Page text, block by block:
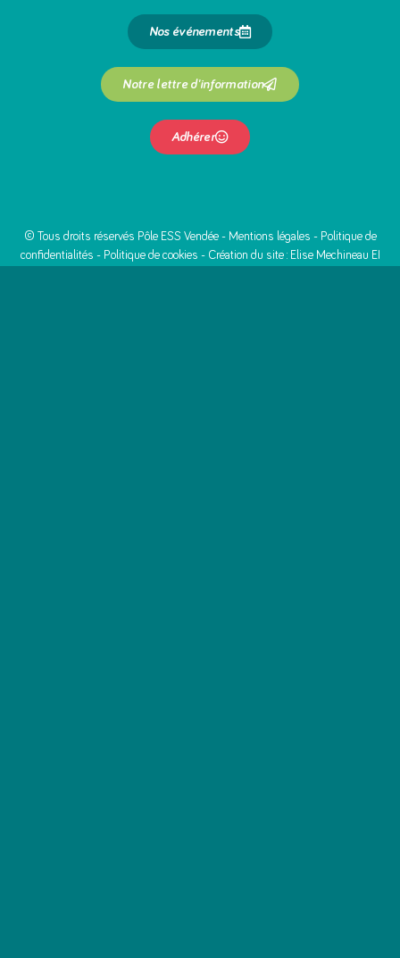
Nos événements
Notre lettre d'information
Adhérer
© Tous droits réservés Pôle ESS Vendée - Mentions légales - Politique de
confidentialités - Politique de cookies - Création du site : Elise Mechineau EI